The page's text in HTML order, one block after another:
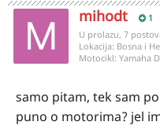
mihodt 1
U prolazu, 7
Lokacija: Bosna i
Motocikl: Yamaha
samo pitam, tek sam
puno o motorima? jel